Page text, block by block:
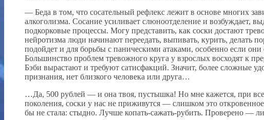
— Беда в том, что сосательный рефлекс лежит в основе многих
алкоголизма. Сосание усиливает слюноотделение и возбуждает,
подкорковые процессы. Могу представить, как соски достают
нейротизма люди начинают переедать, выпивать, курить, делать
подойдет и для борьбы с паническими атаками, особенно если
Большинство проблем тревожного круга у взрослых восходят к
Бэби вырастают и требуют сатисфакций. Значит, более сложные
признания, нет близкого человека или друга…
…Да, 500 рублей — и она твоя, пустышка! Но мне кажется, при
поколения, соски у нас не приживутся — слишком это
бы не стала: стыдно. Лучше копать-сажать-рубить. Проверено —